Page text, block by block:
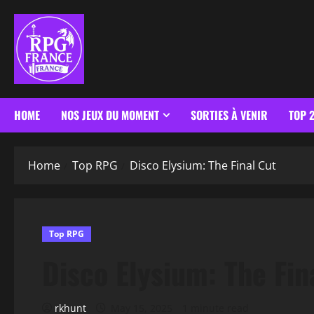
HOME NOS JEUX DU MOMENT SORTIES À VENIR TOP
Home Top RPG Disco Elysium: The Final Cut
Top RPG
rkhunt